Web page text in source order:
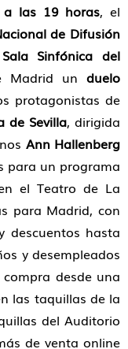
las 19 horas, el
de Difusión
Sala Sinfónica del
Madrid un duelo
protagonistas de
de Sevilla, dirigida
Ann Hallenberg
para un programa
el Teatro de La
para Madrid, con
hasta
y desempleados
desde una
las taquillas de la
del Auditorio
de venta online